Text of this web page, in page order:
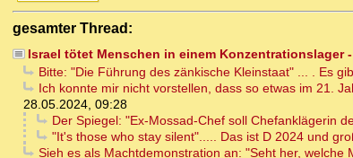
gesamter Thread:
Israel tötet Menschen in einem Konzentrationslager
Bitte: "Die Führung des zänkische Kleinstaat" ... . Es
Ich konnte mir nicht vorstellen, dass so etwas im 21.
28.05.2024, 09:28
Der Spiegel: "Ex-Mossad-Chef soll Chefanklägerin
"It's those who stay silent"..... Das ist D 2024 und
Sieh es als Machtdemonstration an: "Seht her,